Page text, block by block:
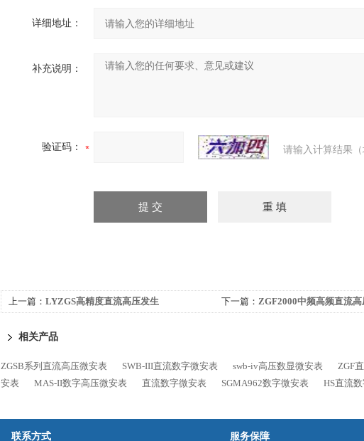
详细地址：
补充说明：
验证码： 请输入计算结果
上一篇： LYZGS高精度直流高压发生 下一篇： ZGF2000中频高频直流高
相关产品
ZGSB系列直流高压微安表 SWB-III直流数字微安表 swb-iv高压数显微安表 ZGF
安表
MAS-II数字高压微安表 直流数字微安表 SGMA962数字微安表 HS直流
联系方式 服务保障